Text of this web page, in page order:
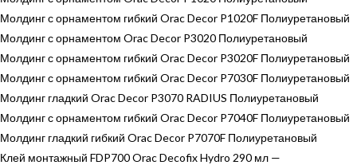
Молдинг с орнаментом гибкий Orac Decor P1020F Полиуретановый
Молдинг с орнаментом Orac Decor P3020 Полиуретановый
Молдинг с орнаментом гибкий Orac Decor P3020F Полиуретановый
Молдинг с орнаментом гибкий Orac Decor P7030F Полиуретановый
Молдинг гладкий Orac Decor P3070 RADIUS Полиуретановый
Молдинг с орнаментом гибкий Orac Decor P7040F Полиуретановый
Молдинг гладкий гибкий Orac Decor P7070F Полиуретановый
Клей монтажный FDP700 Orac Decofix Hydro 290 мл —